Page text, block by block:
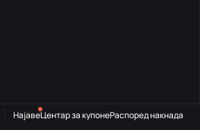
НајавеЦентар за купонеРаспоред накнада